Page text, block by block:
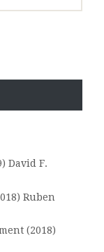
David F.
Ruben
(2018)